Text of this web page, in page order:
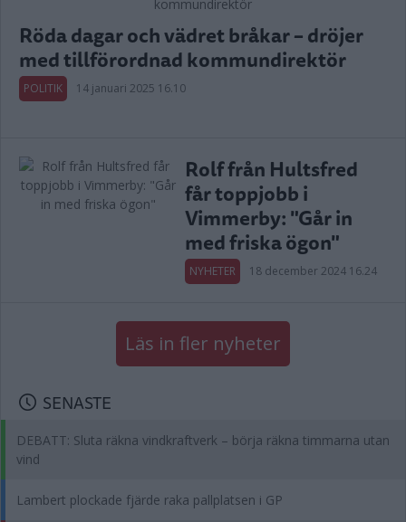
Röda dagar och vädret bråkar – dröjer
med tillförordnad kommundirektör
POLITIK 14 januari 2025 16.10
Rolf från Hultsfred
får toppjobb i
Vimmerby: "Går in
med friska ögon"
NYHETER 18 december 2024 16.24
Läs in fler nyheter
SENASTE
DEBATT: Sluta räkna vindkraftverk – börja räkna timmarna utan
vind
Lambert plockade fjärde raka pallplatsen i GP